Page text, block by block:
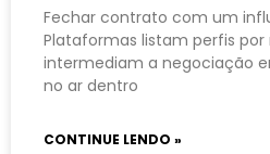
Fechar contrato com um
Plataformas listam perfis por
intermediam a negociação
no ar dentro
CONTINUE LENDO »